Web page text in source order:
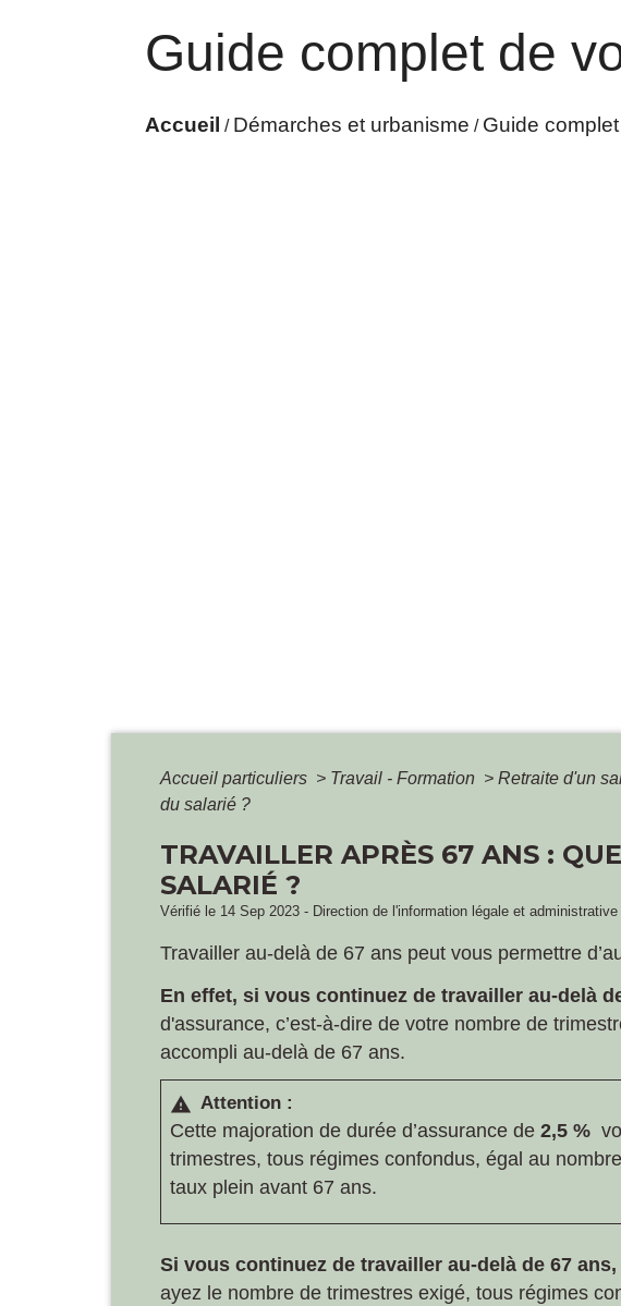
Guide complet de
Accueil / Démarches et urbanisme / Guide
Accueil particuliers > Travail - Formation > Retraite d'un
du salarié ?
TRAVAILLER APRÈS 67 ANS :
SALARIÉ ?
Vérifié le 14 Sep 2023 - Direction de l'information légale et
Travailler au-delà de 67 ans peut vous permettre
En effet, si vous continuez de travailler au-delà
d'assurance, c’est-à-dire de votre nombre de
accompli au-delà de 67 ans.
warning Attention :
Cette majoration de durée d’assurance de 2,5 %
trimestres, tous régimes confondus, égal au
taux plein avant 67 ans.
Si vous continuez de travailler au-delà de 67 ans,
ayez le nombre de trimestres exigé, tous régimes